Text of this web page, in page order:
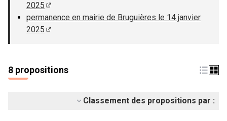
2025
(S'ouvre dans un nouvel onglet)
permanence en mairie de Bruguières le 14 janvier
2025
8 propositions
Classement des propositions par :